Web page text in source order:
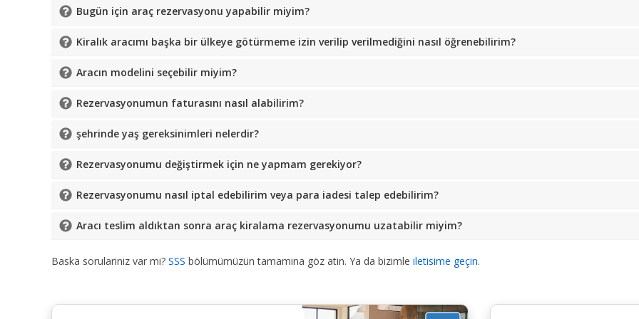
Bugün için araç rezervasyonu yapabilir miyim?
Kiralık aracımı başka bir ülkeye götürmeme izin verilip verilmediğini nasıl öğrenebilirim?
Aracın modelini seçebilir miyim?
Rezervasyonumun faturasını nasıl alabilirim?
şehrinde yaş gereksinimleri nelerdir?
Rezervasyonumu değiştirmek için ne yapmam gerekiyor?
Rezervasyonumu nasıl iptal edebilirim veya para iadesi talep edebilirim?
Aracı teslim aldıktan sonra araç kiralama rezervasyonumu uzatabilir miyim?
Baska sorulariniz var mi? SSS bölümümüzün tamamina göz atin. Ya da bizimle iletisime geçin.